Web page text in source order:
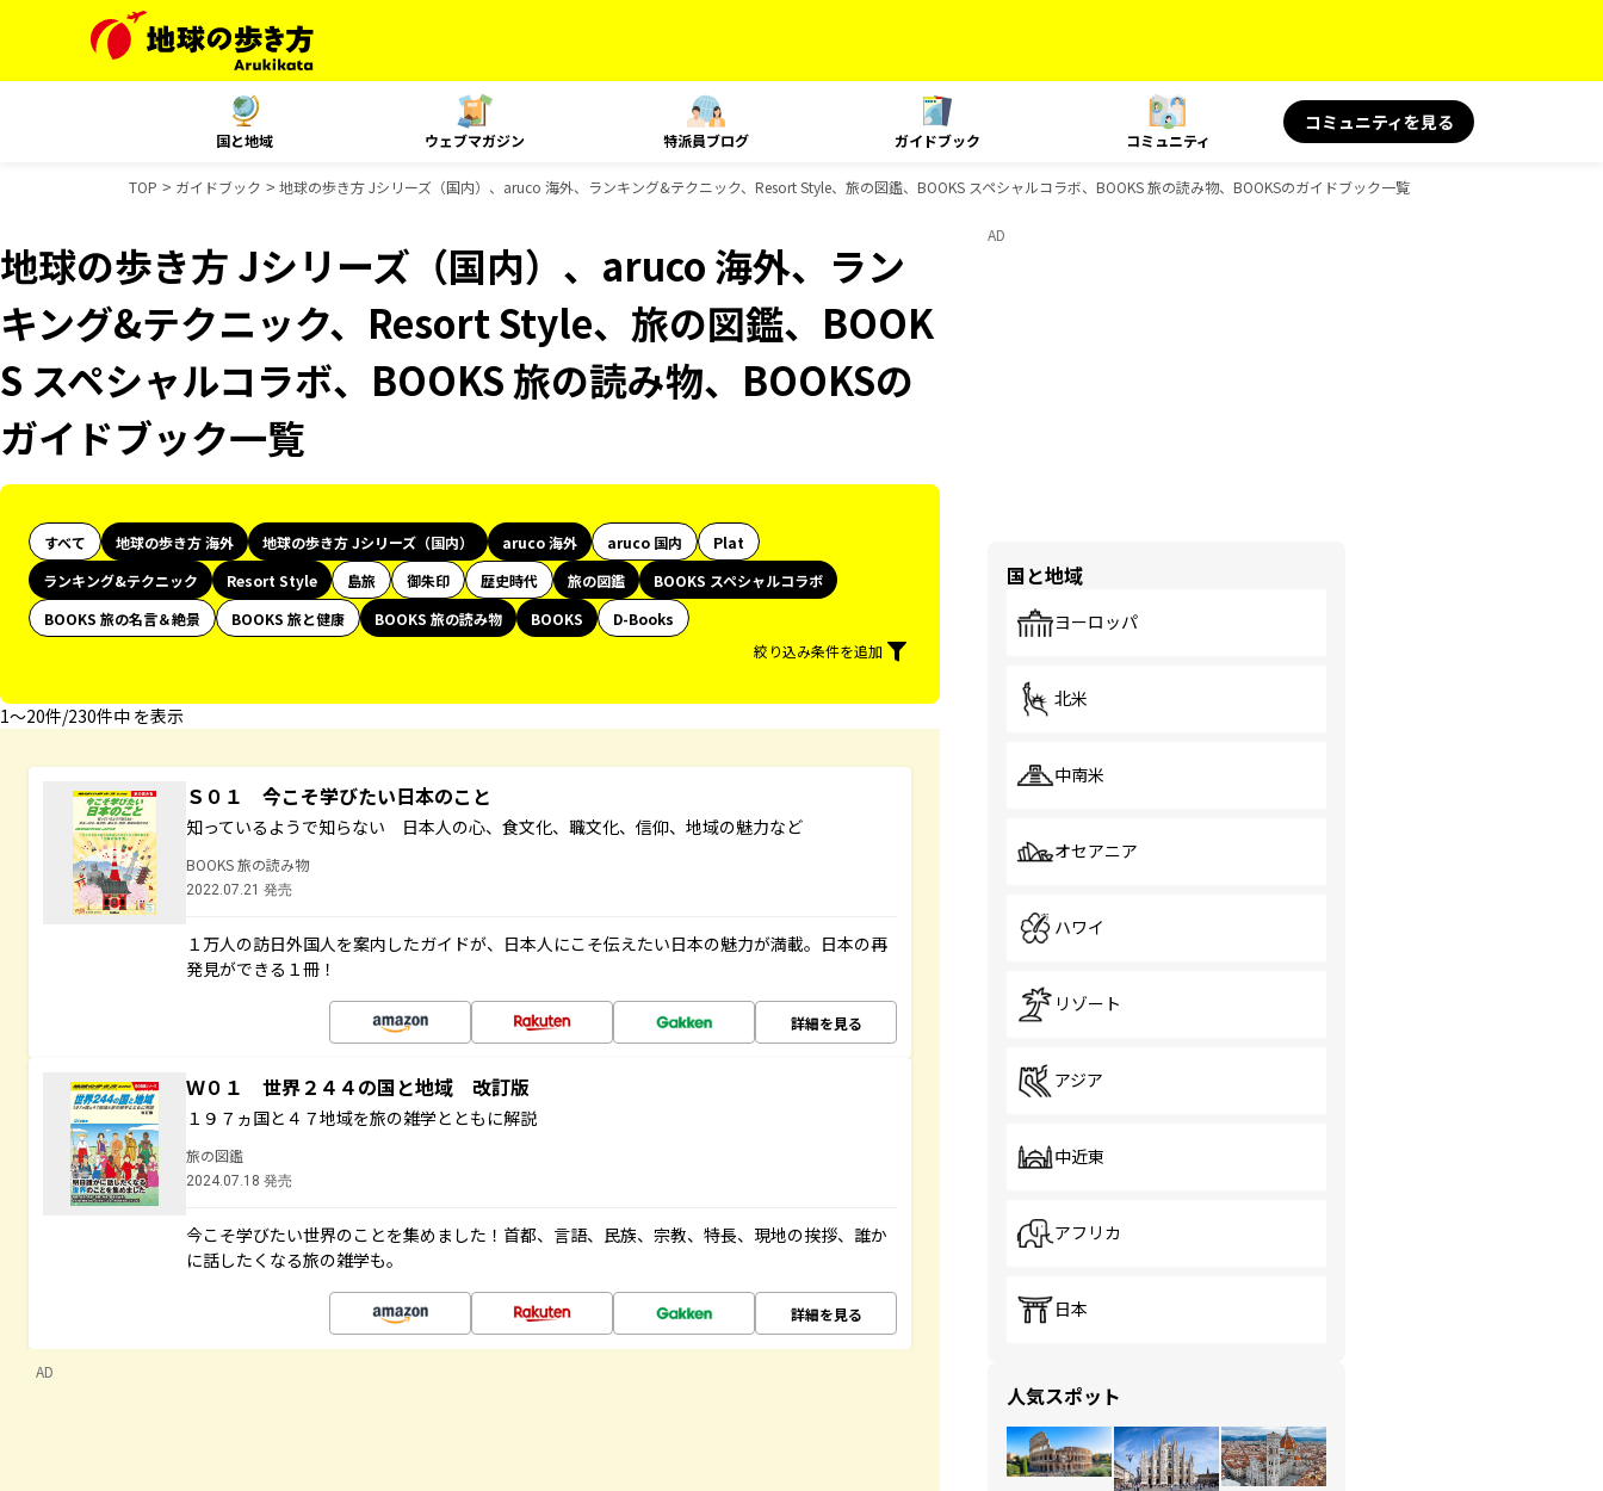
国と地域 ウェブマガジン 特派員ブログ ガイドブック コミュニティ
コミュニティを見る
TOP ガイドブック 地球の歩き方 Jシリーズ（国内）、aruco 海外、ランキング&テクニック、Resort Style、旅の図鑑、BOOKS スペシャルコラボ、BOOKS 旅の読み物、BOOKSのガイドブック一覧
地球の歩き方 Jシリーズ（国内）、aruco 海外、ラン
キング&テクニック、Resort Style、旅の図鑑、BOOK
S スペシャルコラボ、BOOKS 旅の読み物、BOOKSの
ガイドブック一覧
すべて 地球の歩き方 海外 地球の歩き方 Jシリーズ（国内） aruco 海外 aruco 国内
Plat
ランキング&テクニック
Resort Style 島旅 御朱印 歴史時代 旅の図鑑
BOOKS スペシャルコラボ
BOOKS 旅の名言＆絶景
BOOKS 旅と健康 BOOKS 旅の読み物 BOOKS
D-Books
絞り込み条件を追加
1〜20件/230件中 を表示
Ｓ０１ 今こそ学びたい日本のこと
知っているようで知らない 日本人の心、食文化、職文化、信仰、地域の魅力など
BOOKS 旅の読み物
2022.07.21 発売
１万人の訪日外国人を案内したガイドが、日本人にこそ伝えたい日本の魅力が満載。日本の再
発見ができる１冊！
詳細を見る
Ｗ０１ 世界２４４の国と地域 改訂版
１９７ヵ国と４７地域を旅の雑学とともに解説
旅の図鑑
2024.07.18 発売
今こそ学びたい世界のことを集めました！首都、言語、民族、宗教、特長、現地の挨拶、誰か
に話したくなる旅の雑学も。
詳細を見る
AD
AD
国と地域
ヨーロッパ
北米
中南米
オセアニア
ハワイ
リゾート
アジア
中近東
アフリカ
日本
人気スポット